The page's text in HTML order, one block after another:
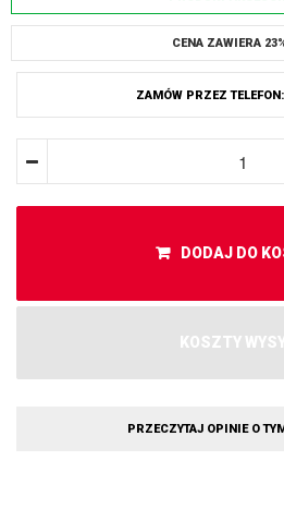
CENA ZAWIERA
ZAMÓW PRZEZ
DODAJ DO
KOSZTY
PRZECZYTAJ OPINIE O